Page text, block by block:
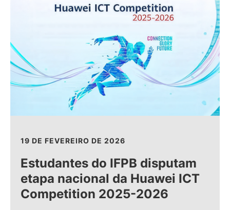
19 DE FEVEREIRO DE 2026
Estudantes do IFPB disputam
etapa nacional da Huawei ICT
Competition 2025-2026